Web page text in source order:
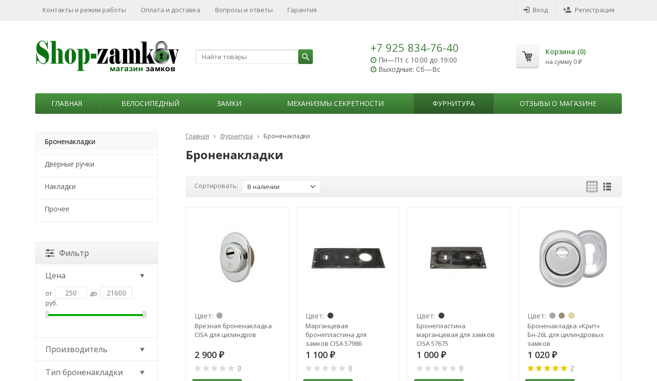
Контакты и режим работы Оплата и доставка Вопросы и ответы Гарантия Вход Регистрация
+7 925 834-76-40
Пн—Пт с 10:00 до 19:00
Выходные: Сб—Вс
Корзина (0)
на сумму 0 ₽
ГЛАВНАЯ ВЕЛОСИПЕДНЫЙ ЗАМКИ МЕХАНИЗМЫ СЕКРЕТНОСТИ ФУРНИТУРА ОТЗЫВЫ О МАГАЗИНЕ
Главная Фурнитура Броненакладки
Броненакладки
Сортировать: В наличии
Цвет:
Врезная броненакладка
CISA для цилиндров
2 900 ₽
0
Цвет:
Марганцевая
бронепластина для
замков CISA 57986
1 100 ₽
0
Цвет:
Бронепластина
марганцевая для замков
CISA 57675
1 000 ₽
0
Цвет:
Броненакладка «Крит»
Бн-26L для цилиндровых
замков
1 020 ₽
2
Броненакладки
Дверные ручки
Накладки
Прочее
Фильтр
Цена
от
до
руб.
Производитель
Тип броненакладки